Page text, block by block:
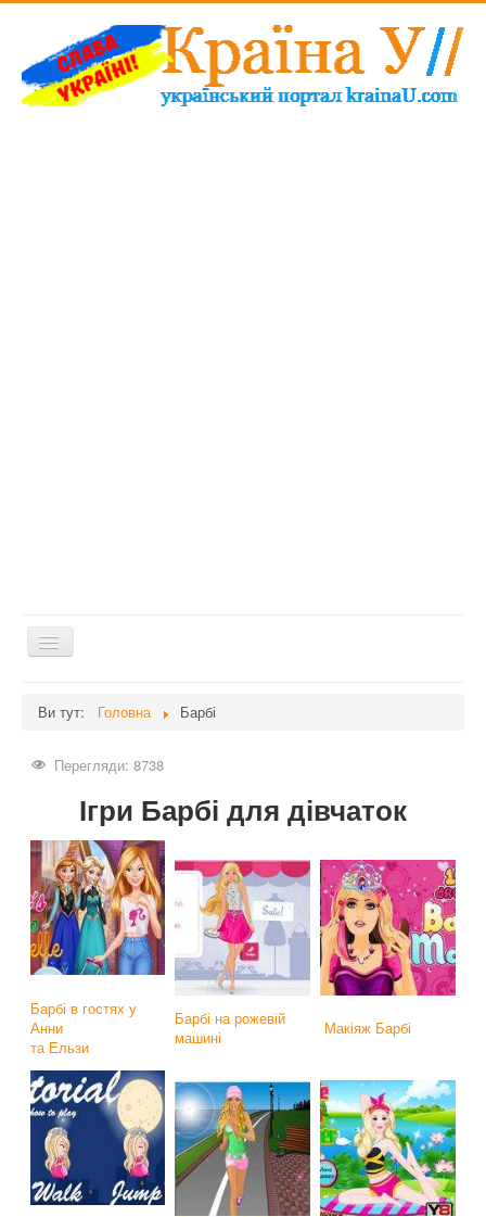
Перемикач
навігації
Здоров'я
Мати та дитина
Незвідане
Рецепти
Війна
Ви тут: Головна Барбі
Перегляди: 8738
Ігри Барбі для дівчаток
Барбі в гостях у
Анни
та Ельзи
Барбі на рожевій
машині
Макіяж Барбі